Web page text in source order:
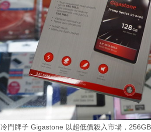
冷門牌子 Gigastone 以超低價殺入市場，